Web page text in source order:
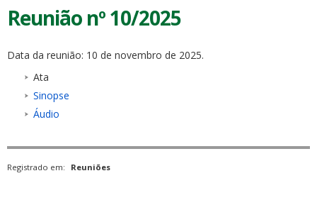
Reunião nº 10/2025
Data da reunião: 10 de novembro de 2025.
Ata
Sinopse
Áudio
Registrado em: Reuniões